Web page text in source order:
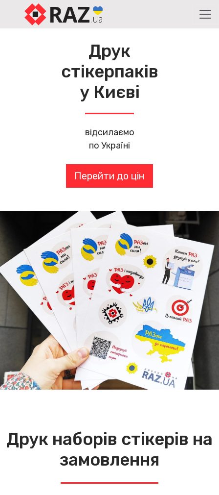
RAZ.ua
Друк
стікерпаків
у Києві
відсилаємо
по Україні
Перейти до цін
Друк наборів стікерів на
замовлення